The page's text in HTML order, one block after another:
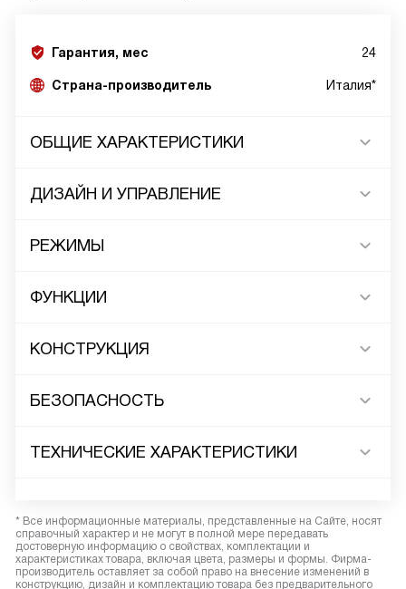
Гарантия, мес 24
Страна-производитель Италия*
ОБЩИЕ ХАРАКТЕРИСТИКИ
ДИЗАЙН И УПРАВЛЕНИЕ
РЕЖИМЫ
ФУНКЦИИ
КОНСТРУКЦИЯ
БЕЗОПАСНОСТЬ
ТЕХНИЧЕСКИЕ ХАРАКТЕРИСТИКИ
* Все информационные материалы, представленные на Сайте, носят
справочный характер и не могут в полной мере передавать
достоверную информацию о свойствах, комплектации и
характеристиках товара, включая цвета, размеры и формы. Фирма-
производитель оставляет за собой право на внесение изменений в
конструкцию, дизайн и комплектацию товара без предварительного